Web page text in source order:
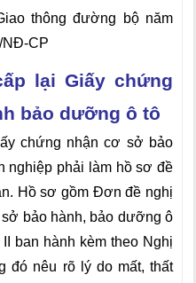
thông đường bộ năm
NĐ-CP
lại Giấy chứng
bảo dưỡng ô tô
chứng nhận cơ sở bảo
nghiệp phải làm hồ sơ đề
Hồ sơ gồm Đơn đề nghị
bảo hành, bảo dưỡng ô
ban hành kèm theo Nghị
đó nêu rõ lý do mất, thất